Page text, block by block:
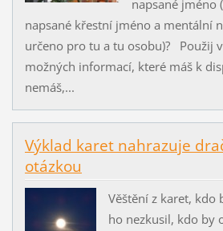
napsané jméno
napsané křestní jméno a mentální
určeno pro tu a tu osobu)? Použij
možných informací, které máš k
nemáš,...
Výklad karet nahrazuje
otázkou
Věštění z karet, kdo
ho nezkusil, kdo by